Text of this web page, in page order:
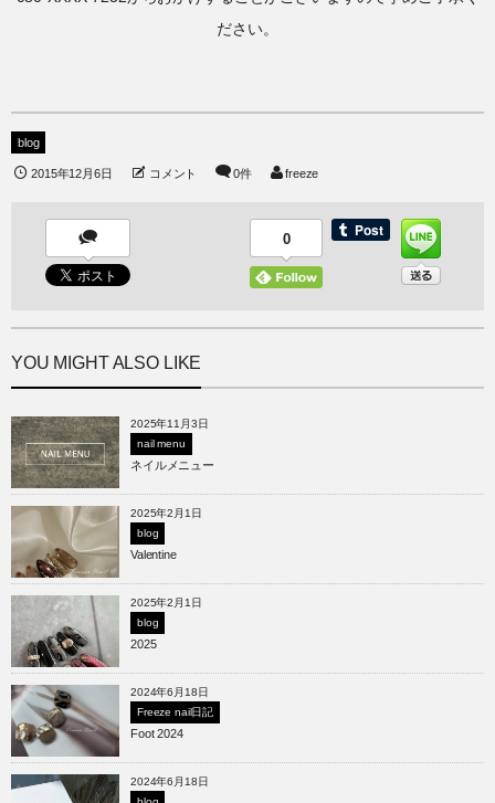
ださい。
blog
2015年12月6日 コメント 0件 freeze
0
YOU MIGHT ALSO LIKE
2025年11月3日
nail menu
ネイルメニュー
2025年2月1日
blog
Valentine
2025年2月1日
blog
2025
2024年6月18日
Freeze nail日記
Foot 2024
2024年6月18日